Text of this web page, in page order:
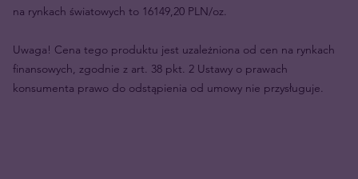
na rynkach światowych to 16149,20 PLN/oz.
Uwaga! Cena tego produktu jest uzależniona od cen na rynkach
finansowych, zgodnie z art. 38 pkt. 2 Ustawy o prawach
konsumenta prawo do odstąpienia od umowy nie przysługuje.